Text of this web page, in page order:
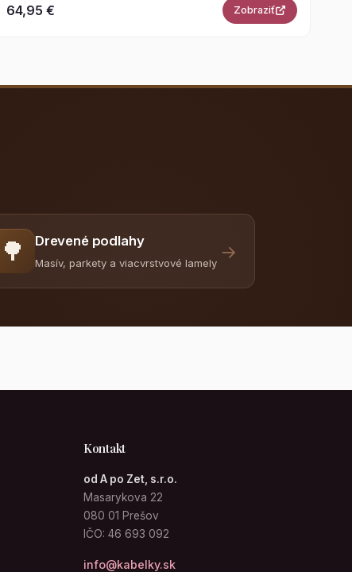
64,95 € Zobraziť
🌳 Drevené podlahy
Masív, parkety a viacvrstvové lamely
→
Kontakt
od A po Zet, s.r.o.
Masarykova 22
080 01 Prešov
IČO: 46 693 092
info@kabelky.sk